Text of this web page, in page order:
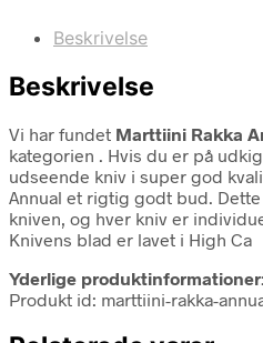
Beskrivelse
Beskrivelse
Vi har fundet Marttiini Rakka
kategorien . Hvis du er på
udseende kniv i super god
Annual et rigtig godt bud.
kniven, og hver kniv er
Knivens blad er lavet i High Ca
Yderlige
Produkt id: marttiini-rakka-